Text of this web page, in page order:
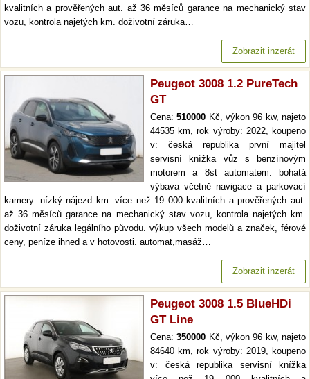
kvalitních a prověřených aut. až 36 měsíců garance na mechanický stav
vozu, kontrola najetých km. doživotní záruka…
Zobrazit inzerát
Peugeot 3008 1.2 PureTech
GT
Cena:510000 Kč, výkon 96 kw, najeto
44535 km, rok výroby: 2022, koupeno
v: česká republika první majitel
servisní knížka vůz s benzínovým
motorem a 8st automatem. bohatá
výbava včetně navigace a parkovací
kamery. nízký nájezd km. více než 19 000 kvalitních a prověřených aut.
až 36 měsíců garance na mechanický stav vozu, kontrola najetých km.
doživotní záruka legálního původu. výkup všech modelů a značek, férové
ceny, peníze ihned a v hotovosti. automat,masáž…
Zobrazit inzerát
Peugeot 3008 1.5 BlueHDi
GT Line
Cena:350000 Kč, výkon 96 kw, najeto
84640 km, rok výroby: 2019, koupeno
v: česká republika servisní knížka